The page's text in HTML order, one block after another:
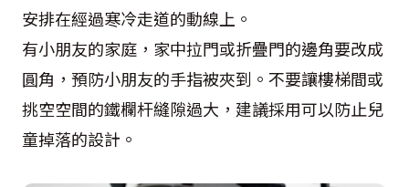
安排在經過寒冷走道的動線上。
有小朋友的家庭，家中拉門或折疊門的邊角要改成
圓角，預防小朋友的手指被夾到。不要讓樓梯間或
挑空空間的鐵欄杆縫隙過大，建議採用可以防止兒
童掉落的設計。